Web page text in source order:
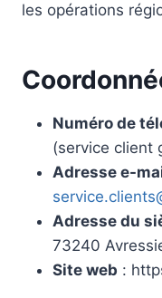
les opérations
Numéro de
(service client
Adresse e-
Adresse du
73240
Site web :